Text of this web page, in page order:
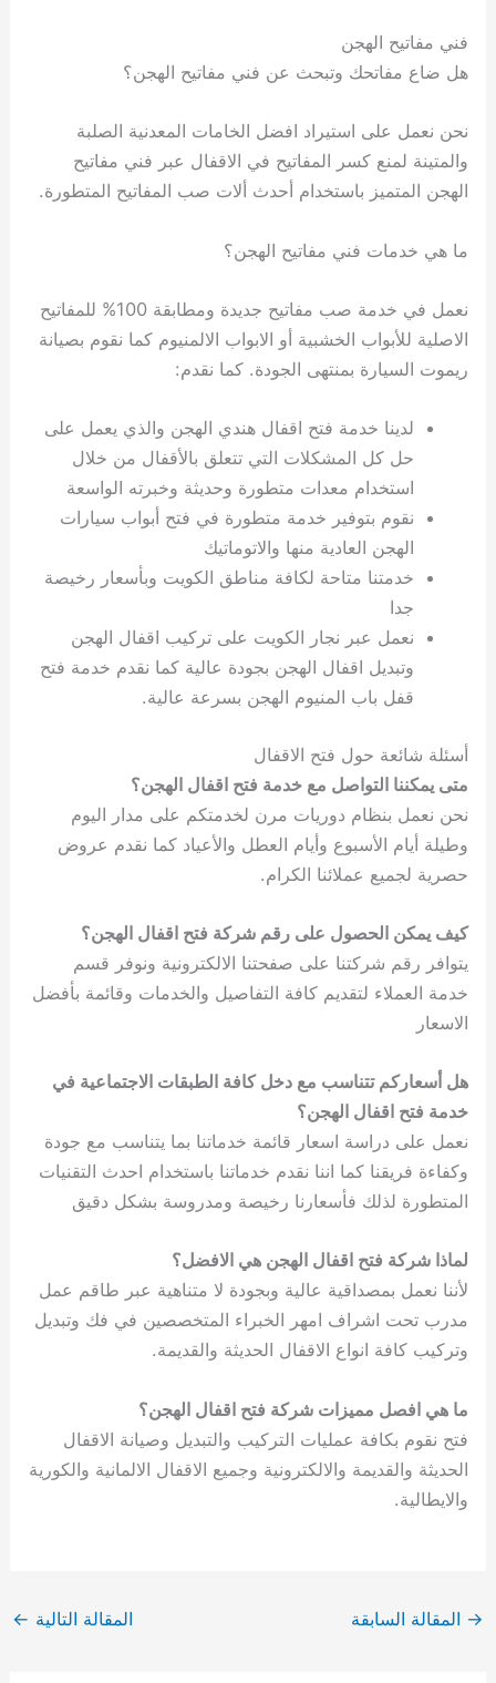
فني مفاتيح الهجن
هل ضاع مفاتحك وتبحث عن فني مفاتيح الهجن؟
نحن نعمل على استيراد افضل الخامات المعدنية الصلبة
والمتينة لمنع كسر المفاتيح في الاقفال عبر فني مفاتيح
الهجن المتميز باستخدام أحدث ألات صب المفاتيح المتطورة.
ما هي خدمات فني مفاتيح الهجن؟
نعمل في خدمة صب مفاتيح جديدة ومطابقة 100% للمفاتيح
الاصلية للأبواب الخشبية أو الابواب الالمنيوم كما نقوم بصيانة
ريموت السيارة بمنتهى الجودة. كما نقدم:
لدينا خدمة فتح اقفال هندي الهجن والذي يعمل على
حل كل المشكلات التي تتعلق بالأقفال من خلال
استخدام معدات متطورة وحديثة وخبرته الواسعة
نقوم بتوفير خدمة متطورة في فتح أبواب سيارات
الهجن العادية منها والاتوماتيك
خدمتنا متاحة لكافة مناطق الكويت وبأسعار رخيصة
جدا
نعمل عبر نجار الكويت على تركيب اقفال الهجن
وتبديل اقفال الهجن بجودة عالية كما نقدم خدمة فتح
قفل باب المنيوم الهجن بسرعة عالية.
أسئلة شائعة حول فتح الاقفال
متى يمكننا التواصل مع خدمة فتح اقفال الهجن؟
نحن نعمل بنظام دوريات مرن لخدمتكم على مدار اليوم
وطيلة أيام الأسبوع وأيام العطل والأعياد كما نقدم عروض
حصرية لجميع عملائنا الكرام.
كيف يمكن الحصول على رقم شركة فتح اقفال الهجن؟
يتوافر رقم شركتنا على صفحتنا الالكترونية ونوفر قسم
خدمة العملاء لتقديم كافة التفاصيل والخدمات وقائمة بأفضل
الاسعار
هل أسعاركم تتناسب مع دخل كافة الطبقات الاجتماعية في
خدمة فتح اقفال الهجن؟
نعمل على دراسة اسعار قائمة خدماتنا بما يتناسب مع جودة
وكفاءة فريقنا كما اننا نقدم خدماتنا باستخدام احدث التقنيات
المتطورة لذلك فأسعارنا رخيصة ومدروسة بشكل دقيق
لماذا شركة فتح اقفال الهجن هي الافضل؟
لأننا نعمل بمصداقية عالية وبجودة لا متناهية عبر طاقم عمل
مدرب تحت اشراف امهر الخبراء المتخصصين في فك وتبديل
وتركيب كافة انواع الاقفال الحديثة والقديمة.
ما هي افصل مميزات شركة فتح اقفال الهجن؟
فتح نقوم بكافة عمليات التركيب والتبديل وصيانة الاقفال
الحديثة والقديمة والالكترونية وجميع الاقفال الالمانية والكورية
والايطالية.
→ المقالة السابقة المقالة التالية ←